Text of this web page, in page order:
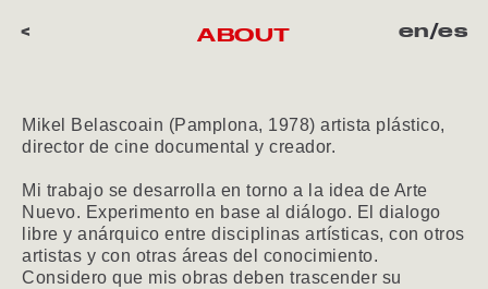
ABOUT
< en/es
Mikel Belascoain (Pamplona, 1978) artista plástico,
director de cine documental ​y creador.
Mi trabajo se desarrolla en torno a la idea de Arte
Nuevo. Experimento en base al diálogo. El dialogo
libre y anárquico entre disciplinas artísticas, con otros
artistas y con otras áreas del conocimiento.
Considero que mis obras deben trascender su